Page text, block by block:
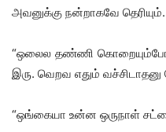
அவனுக்கு நன்றாகவே தெரியும்.
“ஒலைல தண்ணி
இரு. வெறவ எதும்
“ஒங்கையா உன்ன ஒருநாள்